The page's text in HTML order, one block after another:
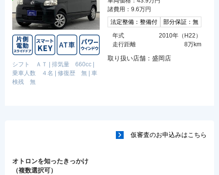
シフト ＡＴ 排気量 660cc
乗車人数 ４名
修復歴 無
車
検残 無
諸費用：9.6万円
法定整備：整備付
部分保証：無
年式
2010年（H22）
走行距離
8万km
取り扱い店舗：盛岡店
仮審査のお申込みはこちら
オトロンを知ったきっかけ
（複数選択可）